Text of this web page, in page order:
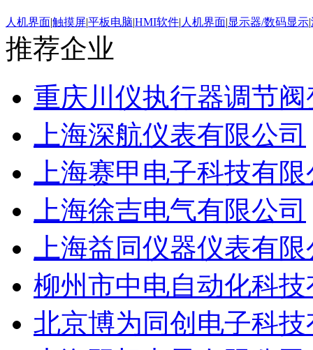
人机界面|触摸屏|平板电脑|HMI软件| 人机界面|显示器/数码显示|
推荐企业
重庆川仪执行器调节
上海深航仪表有限公司
上海赛甲电子科技有
上海徐吉电气有限公司
上海益同仪器仪表有
柳州市中电自动化科
北京博为同创电子科